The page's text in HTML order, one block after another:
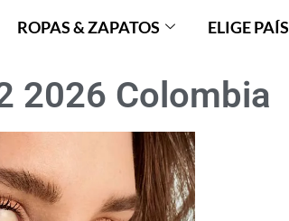
ROPAS & ZAPATOS ELIGE PAÍS
2026 Colombia